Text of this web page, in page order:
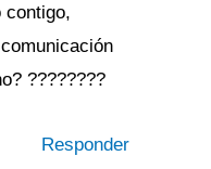
contigo,
????????
Responder